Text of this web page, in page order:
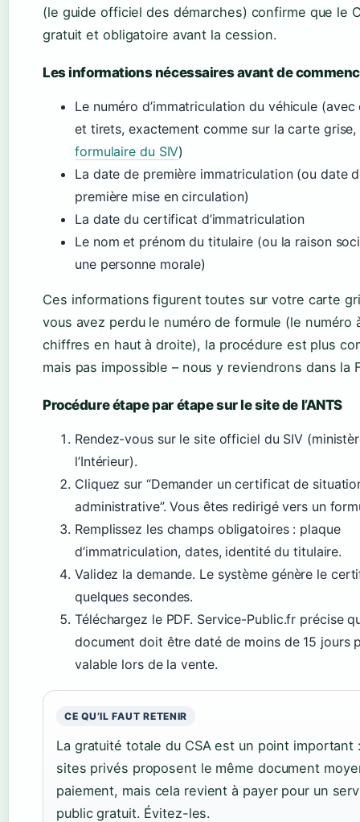
(le guide officiel des démarches) confirme que le
gratuit et obligatoire avant la cession.
Les informations nécessaires avant de
Le numéro d’immatriculation du véhicule (avec
et tirets, exactement comme sur la carte grise,
formulaire du SIV)
La date de première immatriculation (ou date
première mise en circulation)
La date du certificat d’immatriculation
Le nom et prénom du titulaire (ou la raison
une personne morale)
Ces informations figurent toutes sur votre carte
vous avez perdu le numéro de formule (le numéro
chiffres en haut à droite), la procédure est plus
mais pas impossible – nous y reviendrons dans la
Procédure étape par étape sur le site de l’ANTS
Rendez-vous sur le site officiel du SIV
l’Intérieur).
Cliquez sur “Demander un certificat de
administrative”. Vous êtes redirigé vers un
Remplissez les champs obligatoires : plaque
d’immatriculation, dates, identité du titulaire.
Validez la demande. Le système génère le
quelques secondes.
Téléchargez le PDF. Service-Public.fr précise
document doit être daté de moins de 15 jours
valable lors de la vente.
CE QU’IL FAUT RETENIR
La gratuité totale du CSA est un point important
sites privés proposent le même document
paiement, mais cela revient à payer pour un
public gratuit. Évitez-les.